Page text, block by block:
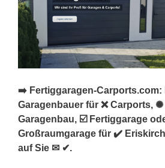
➡️ Fertiggaragen-Carports.com:
Garagenbauer für ❌ Carports,
Garagenbau, ☑️ Fertiggarage
Großraumgarage für ✔️
auf Sie ✉ ✔.